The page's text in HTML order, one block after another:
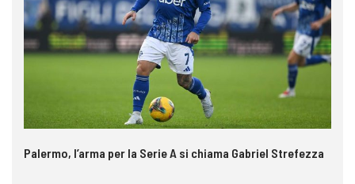
Palermo, l’arma per la Serie A si chiama Gabriel Strefezza